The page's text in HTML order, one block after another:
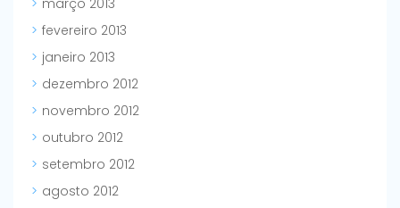
março 2013
fevereiro 2013
janeiro 2013
dezembro 2012
novembro 2012
outubro 2012
setembro 2012
agosto 2012